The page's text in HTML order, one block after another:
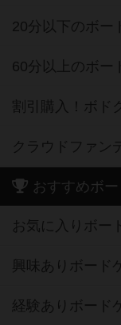
20分以下のボー
60分以上のボー
割引購入！ボド
クラウドファン
おすすめボ
お気に入りボー
興味ありボード
経験ありボード